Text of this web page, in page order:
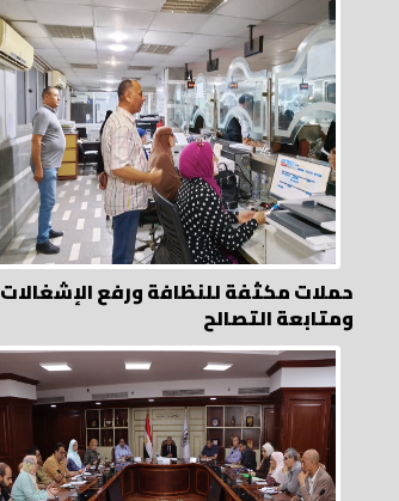
حملات مكثفة للنظافة ورفع الإشغالات
ومتابعة التصالح